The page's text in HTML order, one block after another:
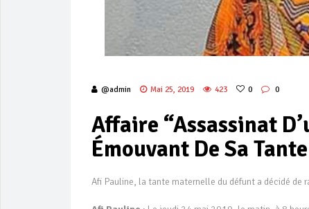
@admin Mai 25, 2019 423 0 0
Affaire “Assassinat
Émouvant De Sa Tante
Afi Pauline, la tante maternelle du défunt a décidé de